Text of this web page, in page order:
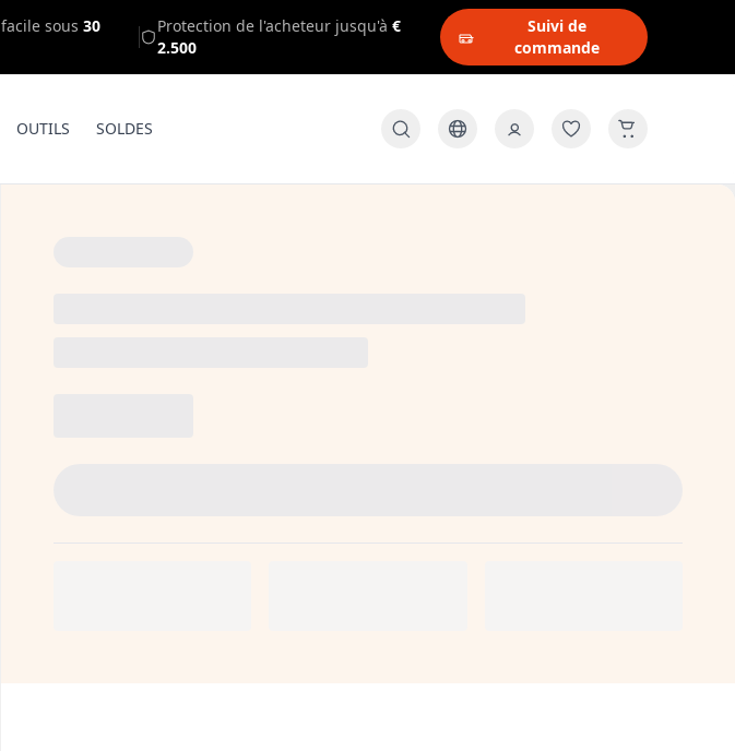
sous 30
Protection de l'acheteur jusqu'à €
2.500
Suivi de
commande
OUTILS SOLDES